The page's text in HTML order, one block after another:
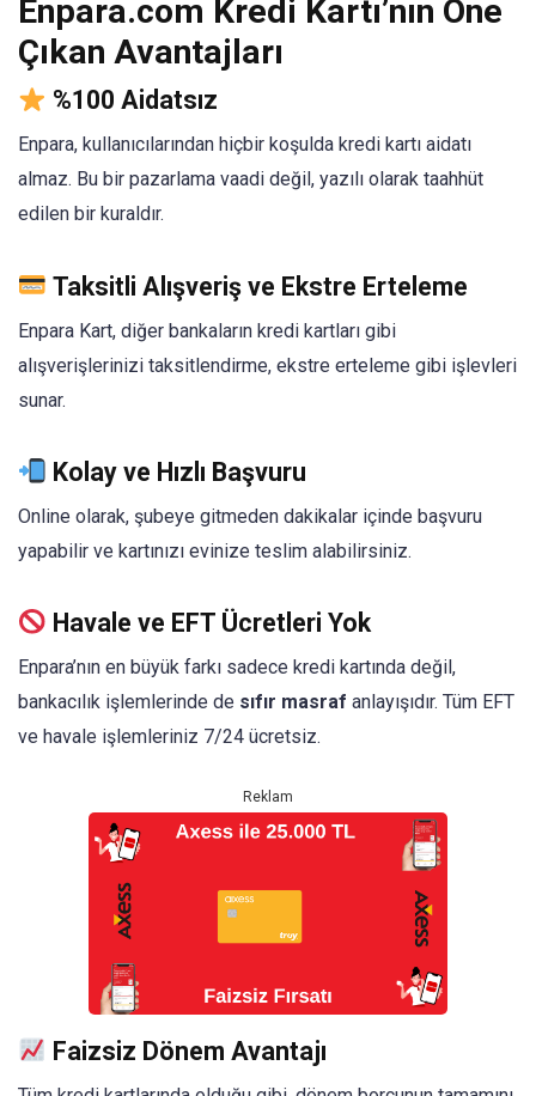
Enpara.com Kredi Kartı’nın Öne
Çıkan Avantajları
%100 Aidatsız
Enpara, kullanıcılarından hiçbir koşulda kredi kartı aidatı
almaz. Bu bir pazarlama vaadi değil, yazılı olarak taahhüt
edilen bir kuraldır.
Taksitli Alışveriş ve Ekstre Erteleme
Enpara Kart, diğer bankaların kredi kartları gibi
alışverişlerinizi taksitlendirme, ekstre erteleme gibi işlevleri
sunar.
Kolay ve Hızlı Başvuru
Online olarak, şubeye gitmeden dakikalar içinde başvuru
yapabilir ve kartınızı evinize teslim alabilirsiniz.
Havale ve EFT Ücretleri Yok
Enpara’nın en büyük farkı sadece kredi kartında değil,
bankacılık işlemlerinde de sıfır masraf anlayışıdır. Tüm EFT
ve havale işlemleriniz 7/24 ücretsiz.
Reklam
Faizsiz Dönem Avantajı